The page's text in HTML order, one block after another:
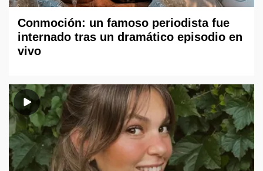
Conmoción: un famoso periodista fue
internado tras un dramático episodio en
vivo